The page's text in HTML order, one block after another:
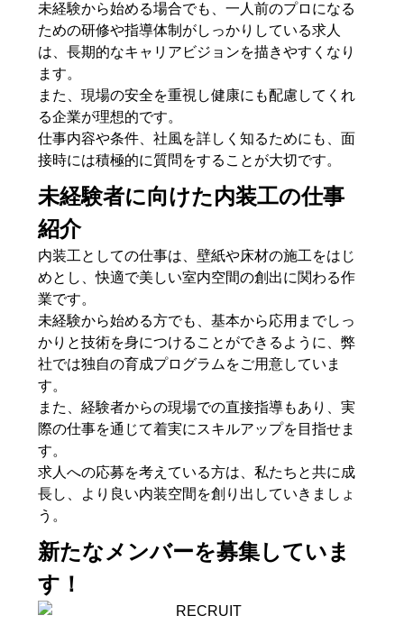
未経験から始める場合でも、一人前のプロになる
ための研修や指導体制がしっかりしている求人
は、長期的なキャリアビジョンを描きやすくなり
ます。
また、現場の安全を重視し健康にも配慮してくれ
る企業が理想的です。
仕事内容や条件、社風を詳しく知るためにも、面
接時には積極的に質問をすることが大切です。
未経験者に向けた内装工の仕事
紹介
内装工としての仕事は、壁紙や床材の施工をはじ
めとし、快適で美しい室内空間の創出に関わる作
業です。
未経験から始める方でも、基本から応用までしっ
かりと技術を身につけることができるように、弊
社では独自の育成プログラムをご用意していま
す。
また、経験者からの現場での直接指導もあり、実
際の仕事を通じて着実にスキルアップを目指せま
す。
求人への応募を考えている方は、私たちと共に成
長し、より良い内装空間を創り出していきましょ
う。
新たなメンバーを募集していま
す！